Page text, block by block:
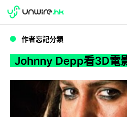
Johnny Depp看3D電
WWDC 2026
作者忘記分類
Johnny Depp看3D電